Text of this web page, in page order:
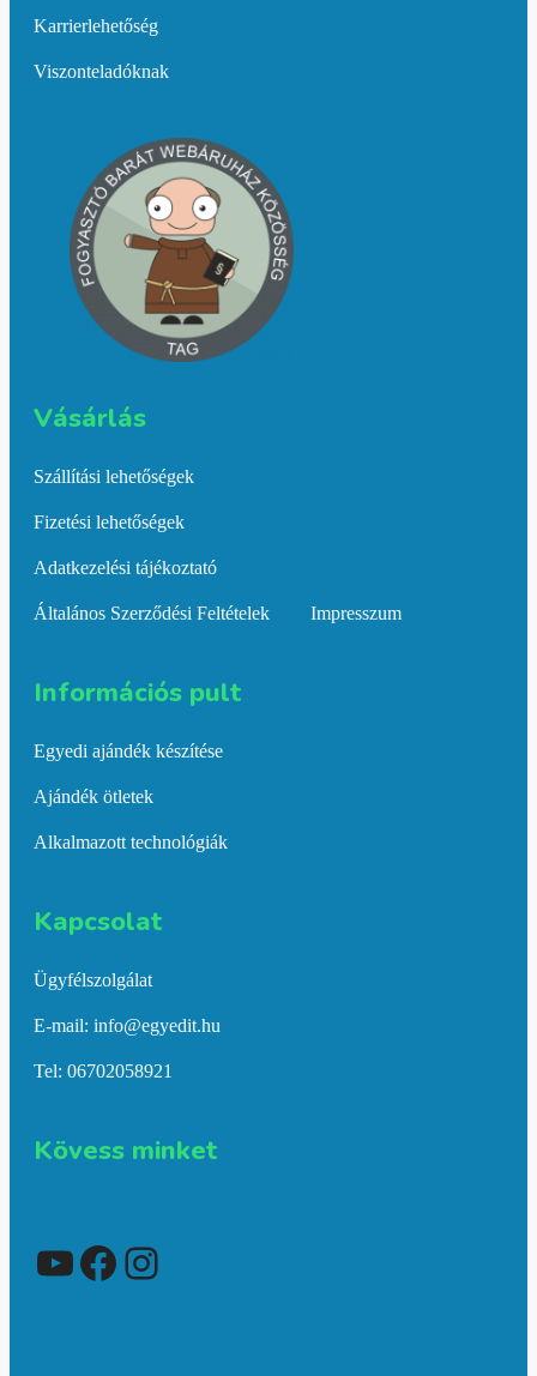
Karrierlehetőség
Viszonteladóknak
Vásárlás​
Szállítási lehetőségek
Fizetési lehetőségek
Adatkezelési tájékoztató
Általános Szerződési Feltételek Impresszum
Információs pult​
Egyedi ajándék készítése
Ajándék ötletek
Alkalmazott technológiák
Kapcsolat​
Ügyfélszolgálat
E-mail: info@egyedit.hu
Tel: 06702058921
Kövess minket
YouTube
Facebook
Instagram